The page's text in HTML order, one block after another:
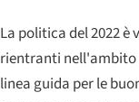
La politica del 2022
rientranti nell'ambito
linea guida per le